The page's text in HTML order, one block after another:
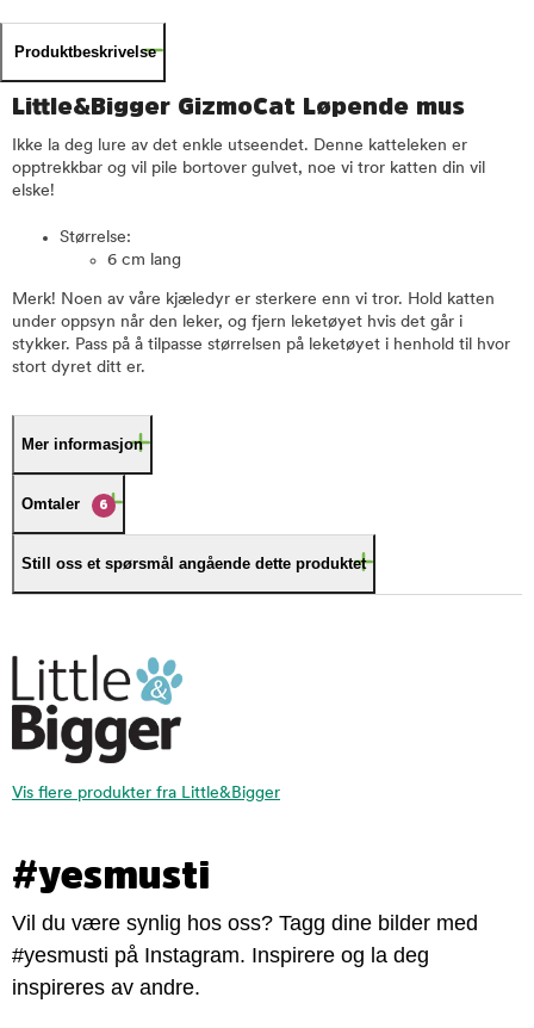
Produktbeskrivelse
Little&Bigger GizmoCat Løpende mus
Ikke la deg lure av det enkle utseendet. Denne katteleken er
opptrekkbar og vil pile bortover gulvet, noe vi tror katten din vil
elske!
Størrelse:
6 cm lang
Merk! Noen av våre kjæledyr er sterkere enn vi tror. Hold katten
under oppsyn når den leker, og fjern leketøyet hvis det går i
stykker. Pass på å tilpasse størrelsen på leketøyet i henhold til hvor
stort dyret ditt er.
Mer informasjon
Omtaler 6
Still oss et spørsmål angående dette produktet
Vis flere produkter fra Little&Bigger
#yesmusti
Vil du være synlig hos oss? Tagg dine bilder med
#yesmusti på Instagram. Inspirere og la deg
inspireres av andre.